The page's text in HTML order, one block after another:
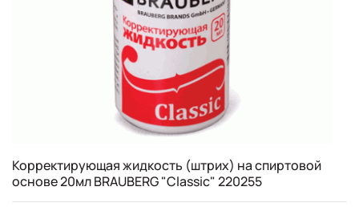
Корректирующая жидкость (штрих) на спиртовой
основе 20мл BRAUBERG "Classic" 220255